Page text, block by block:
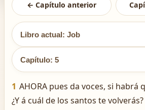
← Capítulo anterior
Libro actual: Job
Capítulo: 5
1 AHORA pues da voces, si habrá
¿Y á cuál de los santos te volverás?